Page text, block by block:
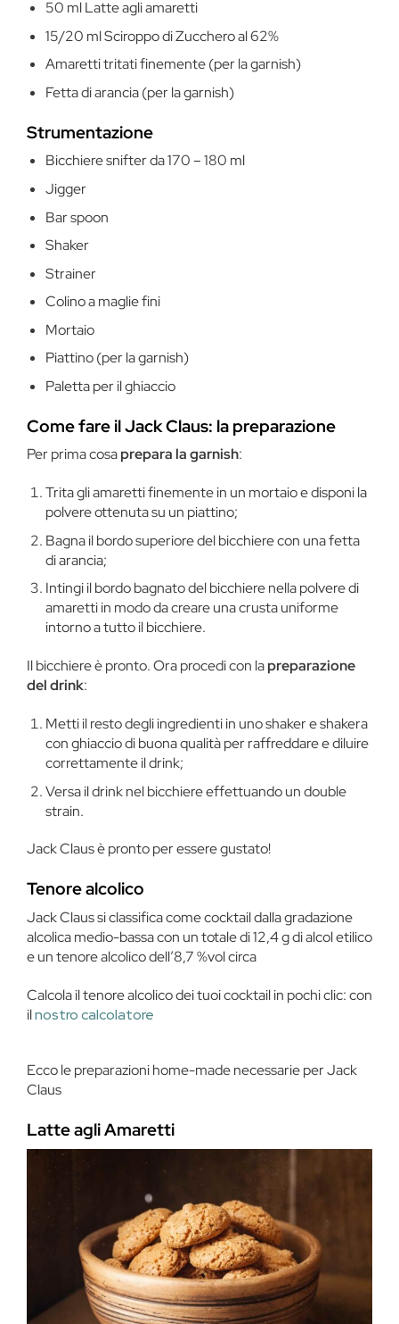
50 ml Latte agli amaretti
15/20 ml Sciroppo di Zucchero al 62%
Amaretti tritati finemente (per la garnish)
Fetta di arancia (per la garnish)
Strumentazione
Bicchiere snifter da 170 – 180 ml
Jigger
Bar spoon
Shaker
Strainer
Colino a maglie fini
Mortaio
Piattino (per la garnish)
Paletta per il ghiaccio
Come fare il Jack Claus: la preparazione
Per prima cosaprepara la garnish:
Trita gli amaretti finemente in un mortaio e disponi la
polvere ottenuta su un piattino;
Bagna il bordo superiore del bicchiere con una fetta
di arancia;
Intingi il bordo bagnato del bicchiere nella polvere di
amaretti in modo da creare una crusta uniforme
intorno a tutto il bicchiere.
Il bicchiere è pronto. Ora procedi con lapreparazione
del drink:
Metti il resto degli ingredienti in uno shaker e shakera
con ghiaccio di buona qualità per raffreddare e diluire
correttamente il drink;
Versa il drink nel bicchiere effettuando un double
strain.
Jack Claus è pronto per essere gustato!
Tenore alcolico
Jack Claus si classifica come cocktail dalla gradazione
alcolica medio-bassa con un totale di 12,4 g di alcol etilico
e un tenore alcolico dell’8,7 %vol circa
Calcola il tenore alcolico dei tuoi cocktail in pochi clic: con
ilnostro calcolatore
Ecco le preparazioni home-made necessarie per Jack
Claus
Latte agli Amaretti